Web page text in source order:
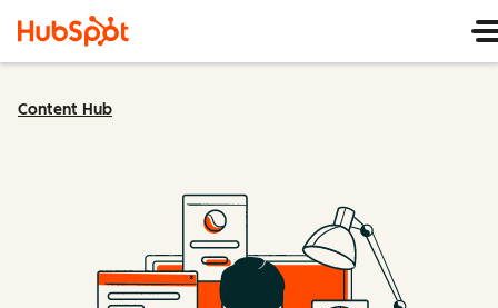
Content Hub